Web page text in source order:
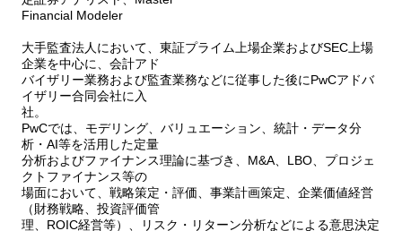
Financial Modeler
大手監査法人において、東証プライム上場企業およびSEC上場
企業を中心に、会計アド
バイザリー業務および監査業務などに従事した後にPwCアドバ
イザリー合同会社に入
社。
PwCでは、モデリング、バリュエーション、統計・データ分
析・AI等を活用した定量
分析およびファイナンス理論に基づき、M&A、LBO、プロジェ
クトファイナンス等の
場面において、戦略策定・評価、事業計画策定、企業価値経営
（財務戦略、投資評価管
理、ROIC経営等）、リスク・リターン分析などによる意思決定